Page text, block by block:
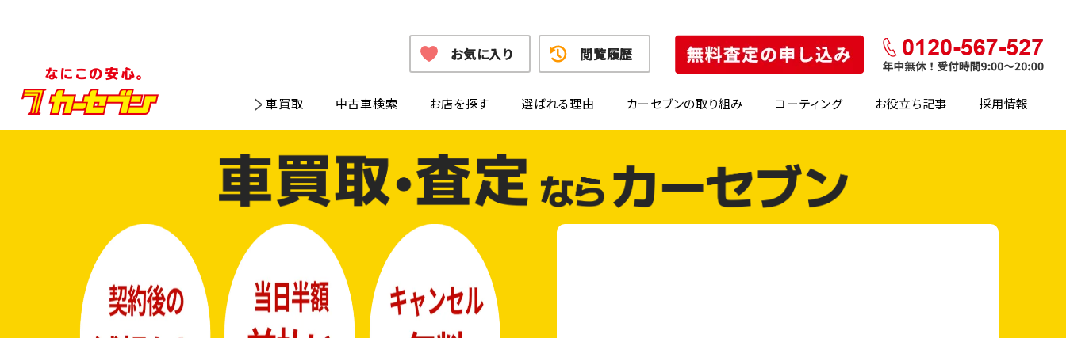
車買取 中古車検索 お店を探す 選ばれる理由 カーセブンの取り組み コーティング お役立ち記事 採用情報
お気に入り 閲覧履歴